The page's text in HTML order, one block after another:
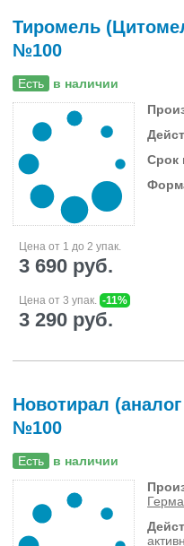
Тиромель
№100
Есть в наличии
Срок
Цена от 1 до 2 упак.
3 690 руб.
Цена от 3 упак. -11%
3 290 руб.
Новотирал
№100
Есть в наличии